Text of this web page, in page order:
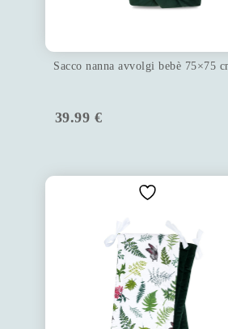
Sacco nanna avvolgi bebè 75×75
39.99 €